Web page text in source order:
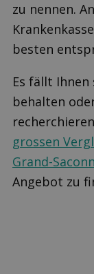
zu nennen.
besten
Es fällt
behalten
grossen
Grand-
Angebot zu